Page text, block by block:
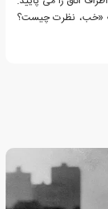
«خب، نظرت چیست؟